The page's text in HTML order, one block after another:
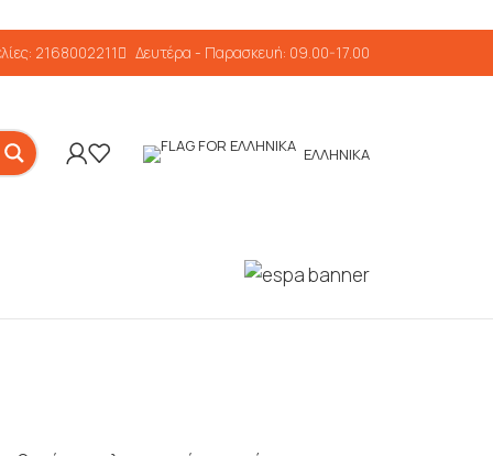
2168002211 Δευτέρα - Παρασκευή: 09.00-17.00
ΕΛΛΗΝΙΚΆ